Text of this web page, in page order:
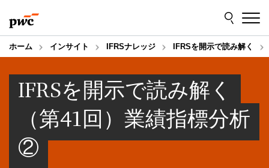
to
content
to
footer
ホーム インサイト IFRSナレッジ IFRSを開示で読み解く
IFRSを開示で読み解く
（第41回）業績指標分析
②